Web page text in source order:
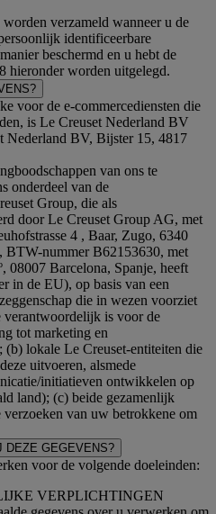
verzameld wanneer u de
identificeerbare
beschermd en u hebt de
hieronder worden uitgelegd.
voor de e-commercediensten die
is Le Creuset Nederland BV
Nederland BV, Bijster 15, 4817
van ons te
onderdeel van de
Group, die als
door Le Creuset Group AG, met
4 , Baar, Zugo, 6340
BTW-nummer B62153630, met
08007 Barcelona, Spanje, heeft
in de EU), op basis van een
die in wezen voorziet
is voor de
tot marketing en
(b) lokale Le Creuset-entiteiten die
uitvoeren, alsmede
initiatieven ontwikkelen op
land); (c) beide gezamenlijk
van uw betrokkene om
DEZE GEGEVENS?
voor de volgende doeleinden:
VERPLICHTINGEN